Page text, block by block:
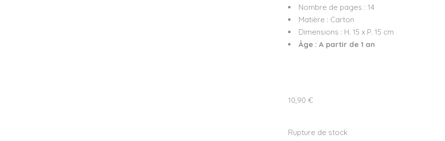
Nombre de pages : 14
Matière : Carton
Dimensions : H. 15 x P. 15 cm
Âge : A partir de 1 an
10,90 €
Rupture de stock